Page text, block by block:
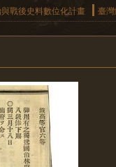
戰後史料數位化計畫 臺